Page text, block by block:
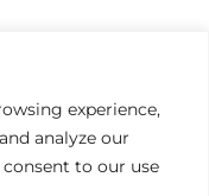
experience,
analyze our
to our use